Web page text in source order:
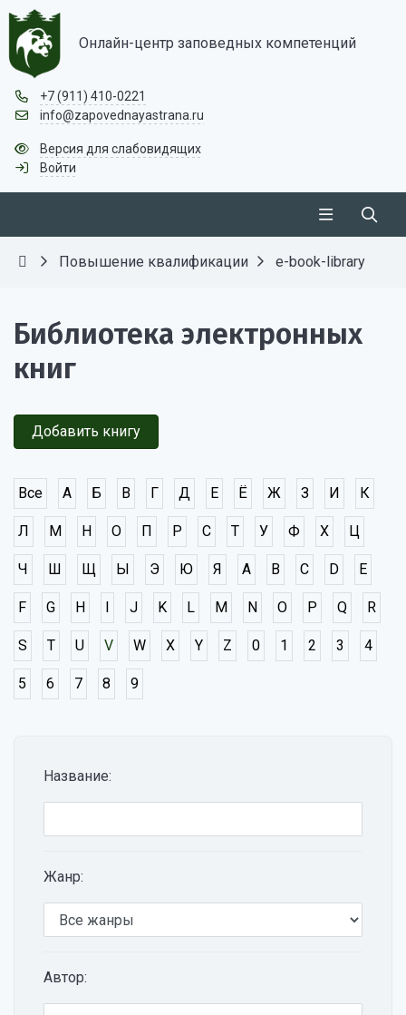
Онлайн-центр заповедных компетенций
+7 (911) 410-0221
info@zapovednayastrana.ru
Версия для слабовидящих
Войти
Повышение квалификации e-book-library
Название:
Жанр:
Автор:
Библиотека электронных
книг
Добавить книгу
Все А Б В Г Д Е Ё Ж З И К
Л М Н О П Р С Т У Ф Х Ц
Ч Ш Щ Ы Э Ю Я A B C D E
F G H I J K L M N O P Q R
S T U V W X Y Z 0 1 2 3 4
5 6 7 8 9